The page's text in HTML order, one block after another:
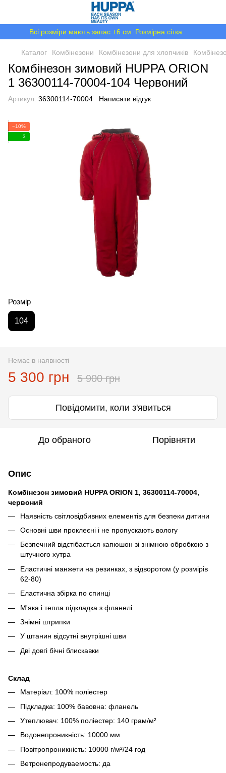
Всі розміри мають запас +6 см. Розмірна сітка.
Каталог Комбінезони Комбінезони для хлопчиків
Комбінезон зимовий HUPPA ORION
1 36300114-70004-104 Червоний
Артикул: 36300114-70004 Написати відгук
−10%
3
Розмір
104
Немає в наявності
5 300 грн 5 900 грн
Повідомити, коли з'явиться
До обраного Порівняти
Опис
Комбінезон зимовий HUPPA ORION 1, 36300114-70004,
червоний
Наявність світловідбивних елементів для безпеки дитини
Основні шви проклеєні і не пропускають вологу
Безпечний відстібається капюшон зі знімною обробкою з
штучного хутра
Еластичні манжети на резинках, з відворотом (у розмірів
62-80)
Еластична збірка по спинці
М'яка і тепла підкладка з фланелі
Знімні штрипки
У штанин відсутні внутрішні шви
Дві довгі бічні блискавки
Склад
Матеріал: 100% поліестер
Підкладка: 100% бавовна: фланель
Утеплювач: 100% поліестер: 140 грам/м²
Водонепроникність: 10000 мм
Повітропроникність: 10000 г/м²/24 год
Ветронепродуваемость: да